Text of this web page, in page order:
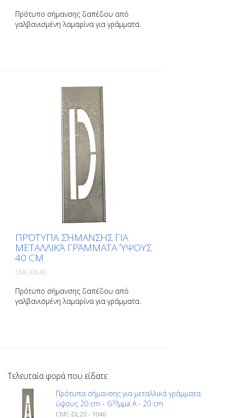
Πρότυπο σήμανσης δαπέδου από
γαλβανισμένη λαμαρίνα για γράμματα.
ΠΡΌΤΥΠΑ ΣΉΜΑΝΣΗΣ ΓΙΑ
ΜΕΤΑΛΛΙΚΆ ΓΡΆΜΜΑΤΑ ΎΨΟΥΣ
40 CM
CMC-DL40
Πρότυπο σήμανσης δαπέδου από
γαλβανισμένη λαμαρίνα για γράμματα.
Τελευταία φορά που είδατε
Πρότυπα σήμανσης για μεταλλικά γράμματα
ύψους 20 cm - G??µµa A - 20 cm
CMC-DL20 - 1046